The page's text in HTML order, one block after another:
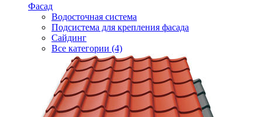
Фасад
Водосточная система
Подсистема для крепления фасада
Сайдинг
Все категории (4)